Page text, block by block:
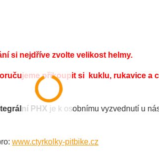
si nejdříve zvolte velikost helmy.
přikoupit si kuklu, rukavice a
PHX je k osobnímu vyzvednutí u
www.ctyrkolky-pitbike.cz